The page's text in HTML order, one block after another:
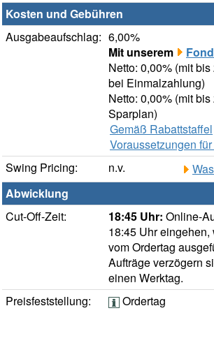
Kosten und Gebühren
Ausgabeaufschlag: 6,00%
Mit unserem
Netto: 0,00% (mit
bei Einmalzahlung)
Netto: 0,00% (mit
Sparplan)
Gemäß Rabattstaffel
Voraussetzungen
Swing Pricing:
n.v.
Abwicklung
Cut-Off-Zeit:
18:45 Uhr: Online-
18:45 Uhr
vom Ordertag
Aufträge verzögern
einen Werktag.
Preisfeststellung:
Ordertag